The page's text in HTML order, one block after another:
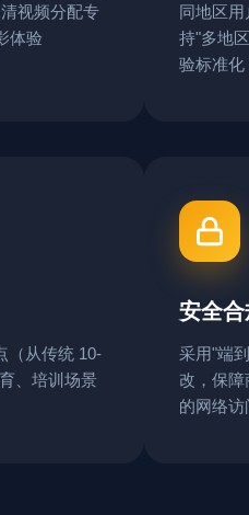
视频分配专
体验
同地区
持"多地
验标准化
（从传统 10-
、培训场景
安全
采用"端
改，保障
的网络